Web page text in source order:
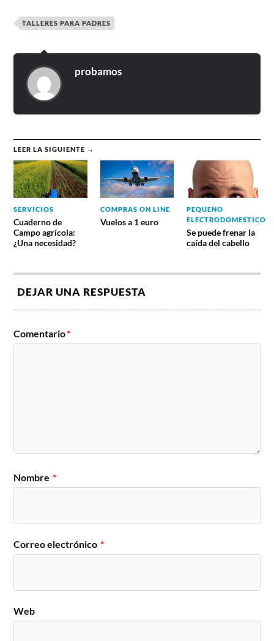
TALLERES PARA PADRES
probamos
LEER LA SIGUIENTE →
SERVICIOS
Cuaderno de
Campo agrícola:
¿Una necesidad?
COMPRAS ON LINE
Vuelos a 1 euro
PEQUEÑO
ELECTRODOMESTICO
Se puede frenar la
caída del cabello
DEJAR UNA RESPUESTA
Comentario*
Nombre *
Correo electrónico *
Web